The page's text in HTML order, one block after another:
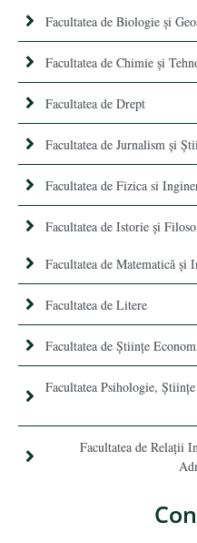
Facultatea de Biologie și
Facultatea de Chimie şi
Facultatea de Drept
Facultatea de Jurnalism şi
Facultatea de Fizica si
Facultatea de Istorie şi
Facultatea de Matematică şi
Facultatea de Litere
Facultatea de Științe
Facultatea Psihologie,
Facultatea de Relaţii